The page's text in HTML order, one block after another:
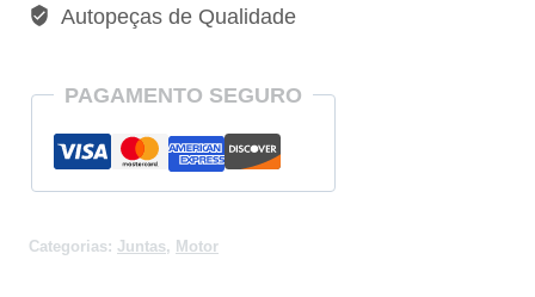
quantidade
Autopeças de Qualidade
PAGAMENTO SEGURO
Categorias: Juntas, Motor